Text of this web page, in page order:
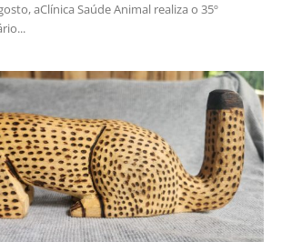
aClínica Saúde Animal realiza o 35º